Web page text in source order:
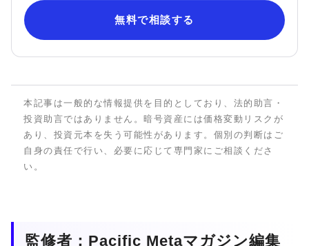
無料で相談する
本記事は一般的な情報提供を目的としており、法的助言・
投資助言ではありません。暗号資産には価格変動リスクが
あり、投資元本を失う可能性があります。個別の判断はご
自身の責任で行い、必要に応じて専門家にご相談くださ
い。
監修者：Pacific Metaマガジン編集